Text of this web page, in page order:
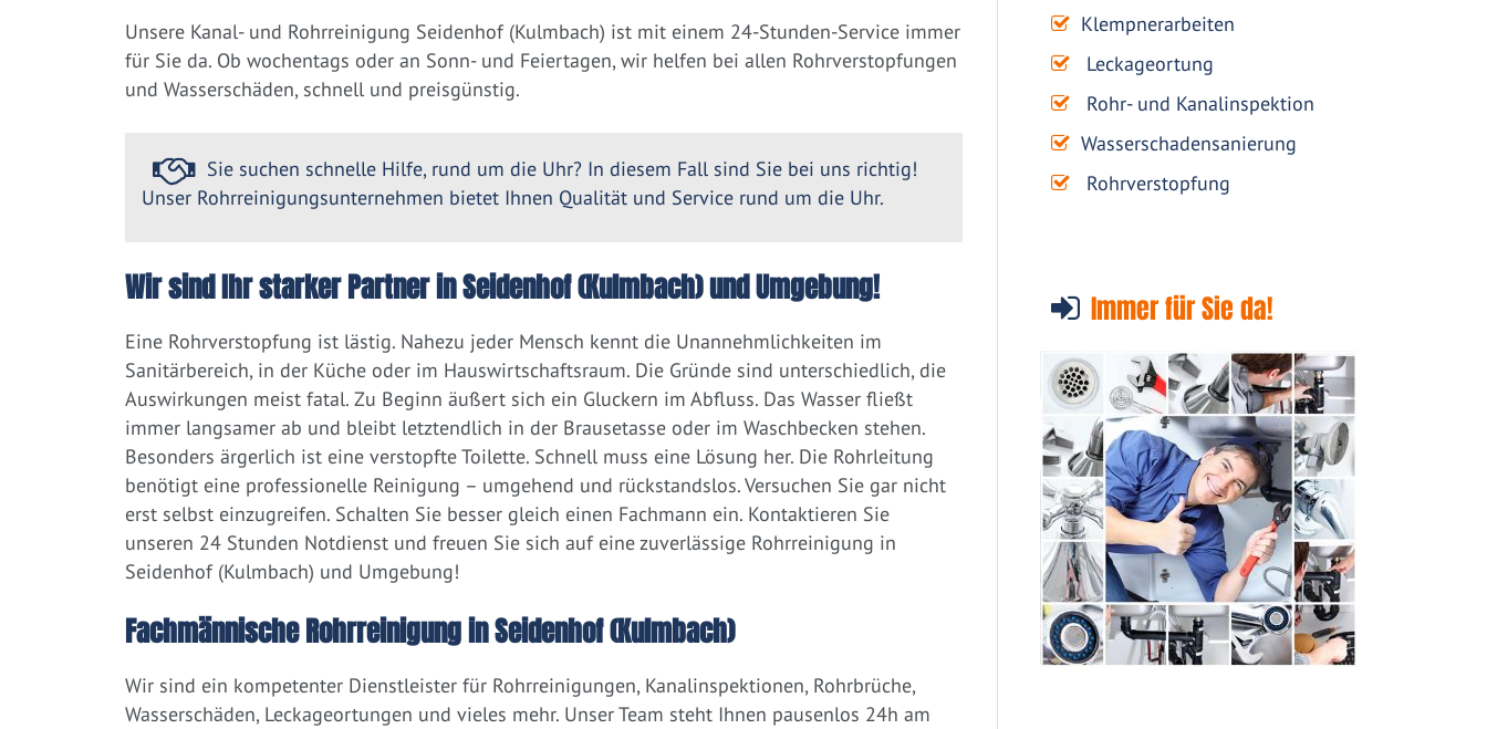
Klempnerarbeiten
Leckageortung
Rohr- und Kanalinspektion
Wasserschadensanierung
Rohrverstopfung
Immer für Sie da!
Unsere Kanal- und Rohrreinigung Seidenhof (Kulmbach) ist mit einem 24-Stunden-Service immer
für Sie da. Ob wochentags oder an Sonn- und Feiertagen, wir helfen bei allen Rohrverstopfungen
und Wasserschäden, schnell und preisgünstig.
Sie suchen schnelle Hilfe, rund um die Uhr? In diesem Fall sind Sie bei uns richtig!
Unser Rohrreinigungsunternehmen bietet Ihnen Qualität und Service rund um die Uhr.
Wir sind Ihr starker Partner in Seidenhof (Kulmbach) und Umgebung!
Eine Rohrverstopfung ist lästig. Nahezu jeder Mensch kennt die Unannehmlichkeiten im
Sanitärbereich, in der Küche oder im Hauswirtschaftsraum. Die Gründe sind unterschiedlich, die
Auswirkungen meist fatal. Zu Beginn äußert sich ein Gluckern im Abfluss. Das Wasser fließt
immer langsamer ab und bleibt letztendlich in der Brausetasse oder im Waschbecken stehen.
Besonders ärgerlich ist eine verstopfte Toilette. Schnell muss eine Lösung her. Die Rohrleitung
benötigt eine professionelle Reinigung – umgehend und rückstandslos. Versuchen Sie gar nicht
erst selbst einzugreifen. Schalten Sie besser gleich einen Fachmann ein. Kontaktieren Sie
unseren 24 Stunden Notdienst und freuen Sie sich auf eine zuverlässige Rohrreinigung in
Seidenhof (Kulmbach) und Umgebung!
Fachmännische Rohrreinigung in Seidenhof (Kulmbach)
Wir sind ein kompetenter Dienstleister für Rohrreinigungen, Kanalinspektionen, Rohrbrüche,
Wasserschäden, Leckageortungen und vieles mehr. Unser Team steht Ihnen pausenlos 24h am